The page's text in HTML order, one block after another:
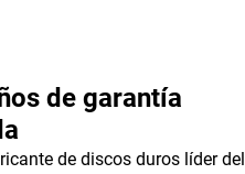
de garantía
de discos duros líder del